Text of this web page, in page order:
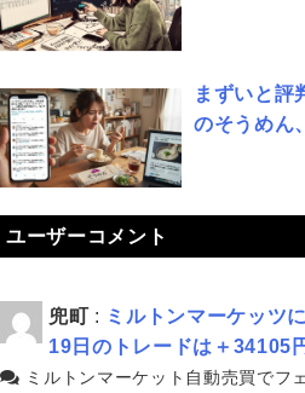
まずいと評
のそうめん
ユーザーコメント
兜町 : ミルトンマーケッツ
19日のトレードは＋34105
ミルトンマーケット自動売買でフ